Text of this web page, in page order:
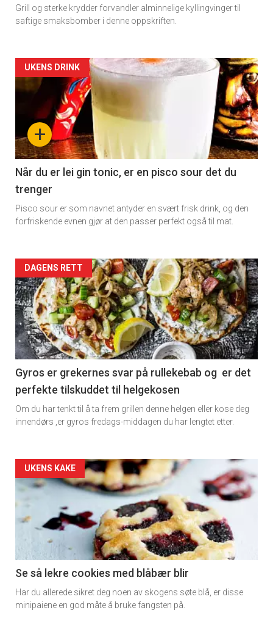
×
Få ukentlige nyhetsbrev fra
Apéritif
Vi tilbyr flere ukentlige nyhetsbrev. Du
kan fritt velge hvilke du ønsker å få
tilsendt.
Registrer deg
Grill og sterke krydder forvandler alminnelige kyllingvinger til
saftige smaksbomber i denne oppskriften.
Artikler
detail
section
11
Dagens
rett
+
UKENS DRINK
Når du er lei gin tonic, er en pisco sour det du
trenger
Pisco sour er som navnet antyder en svært frisk drink, og den
forfriskende evnen gjør at den passer perfekt også til mat.
Artikler
detail
-
section
11
Dagens
rett
DAGENS RETT
Gyros er grekernes svar på rullekebab og er det
perfekte tilskuddet til helgekosen
Om du har tenkt til å ta frem grillen denne helgen eller kose deg
innendørs ,er gyros fredags-middagen du har lengtet etter.
Artikler
detail
-
section
11
Ukens
UKENS KAKE
Se så lekre cookies med blåbær blir
Har du allerede sikret deg noen av skogens søte blå, er disse
minipaiene en god måte å bruke fangsten på.